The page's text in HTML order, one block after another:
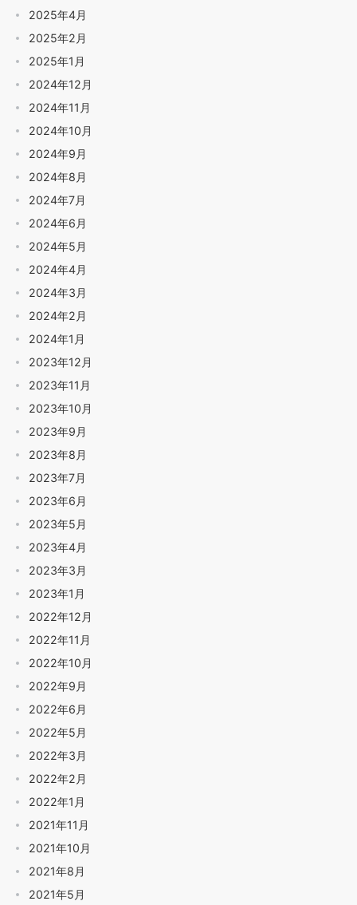
2025年4月
2025年2月
2025年1月
2024年12月
2024年11月
2024年10月
2024年9月
2024年8月
2024年7月
2024年6月
2024年5月
2024年4月
2024年3月
2024年2月
2024年1月
2023年12月
2023年11月
2023年10月
2023年9月
2023年8月
2023年7月
2023年6月
2023年5月
2023年4月
2023年3月
2023年1月
2022年12月
2022年11月
2022年10月
2022年9月
2022年6月
2022年5月
2022年3月
2022年2月
2022年1月
2021年11月
2021年10月
2021年8月
2021年5月